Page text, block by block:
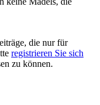
die nur für
registrieren Sie sich
zu können.